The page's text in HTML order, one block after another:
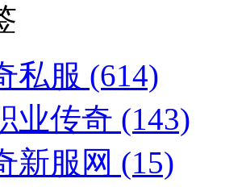
私服 (614)
业传奇 (143)
新服网 (15)